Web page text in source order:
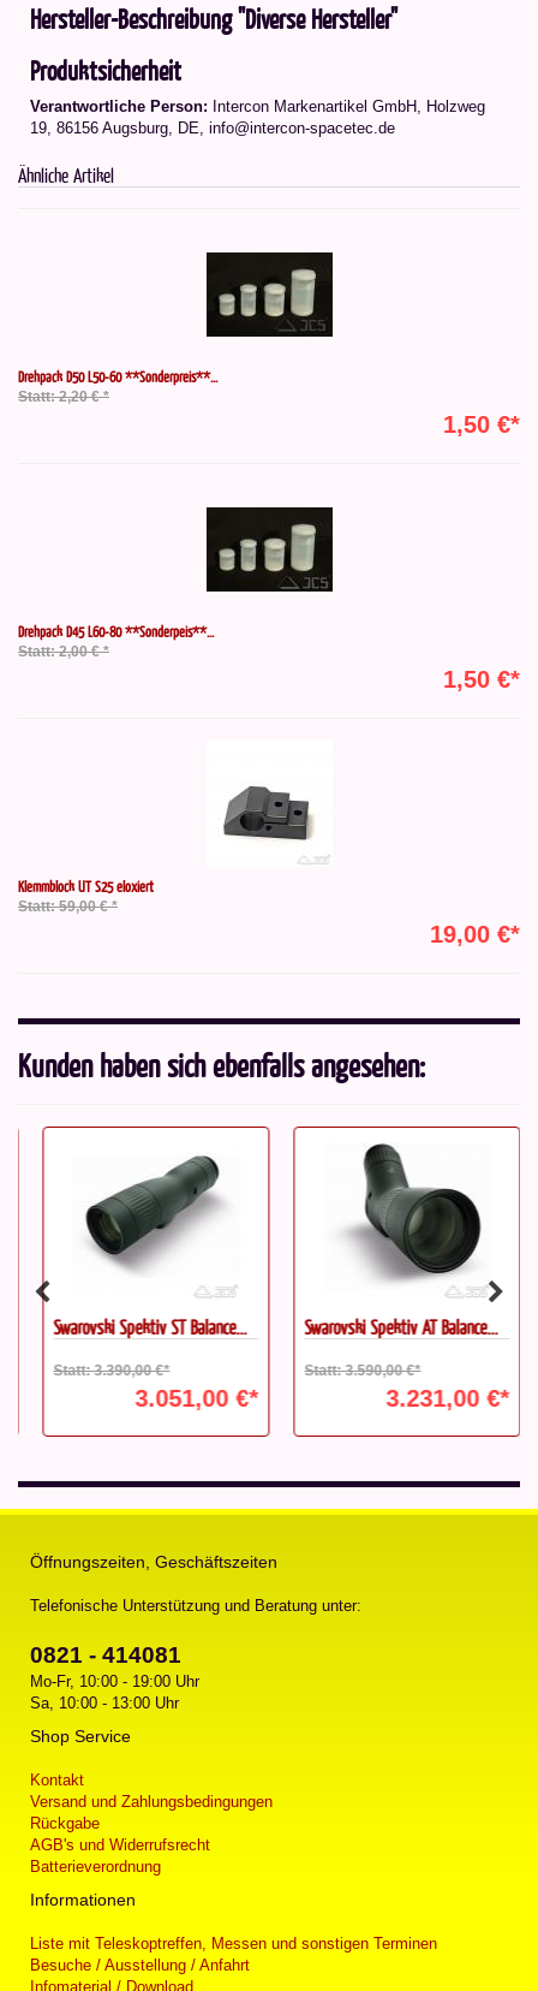
Hersteller-Beschreibung "Diverse Hersteller"
Produktsicherheit
Verantwortliche Person: Intercon Markenartikel GmbH, Holzweg
19, 86156 Augsburg, DE, info@intercon-spacetec.de
Ähnliche Artikel
Drehpack D50 L50-60 **Sonderpreis**...
Statt: 2,20 € *
1,50 €*
Drehpack D45 L60-80 **Sonderpeis**...
Statt: 2,00 € *
1,50 €*
Klemmblock UT S25 eloxiert
Statt: 59,00 € *
19,00 €*
Kunden haben sich ebenfalls angesehen:
Swarovski Spektiv ST Balance...
Statt: 3.390,00 €*
3.051,00 €*
Swarovski Spektiv AT Balance...
Statt: 3.590,00 €*
3.231,00 €*
Öffnungszeiten, Geschäftszeiten
Telefonische Unterstützung und Beratung unter:
0821 - 414081
Mo-Fr, 10:00 - 19:00 Uhr
Sa, 10:00 - 13:00 Uhr
Shop Service
Kontakt
Versand und Zahlungsbedingungen
Rückgabe
AGB's und Widerrufsrecht
Batterieverordnung
Informationen
Liste mit Teleskoptreffen, Messen und sonstigen Terminen
Besuche / Ausstellung / Anfahrt
Infomaterial / Download